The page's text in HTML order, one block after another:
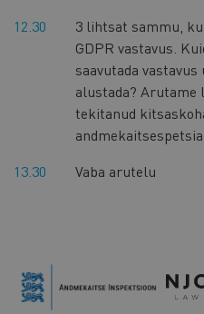
12.30
3 lihtsat sammu,
GDPR vastavus.
saavutada
alustada? Arutame
tekitanud
13.30
Vaba arutelu